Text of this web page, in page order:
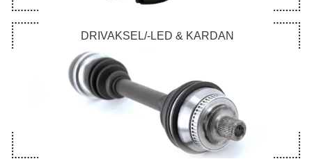
DRIVAKSEL/-LED & KARDAN